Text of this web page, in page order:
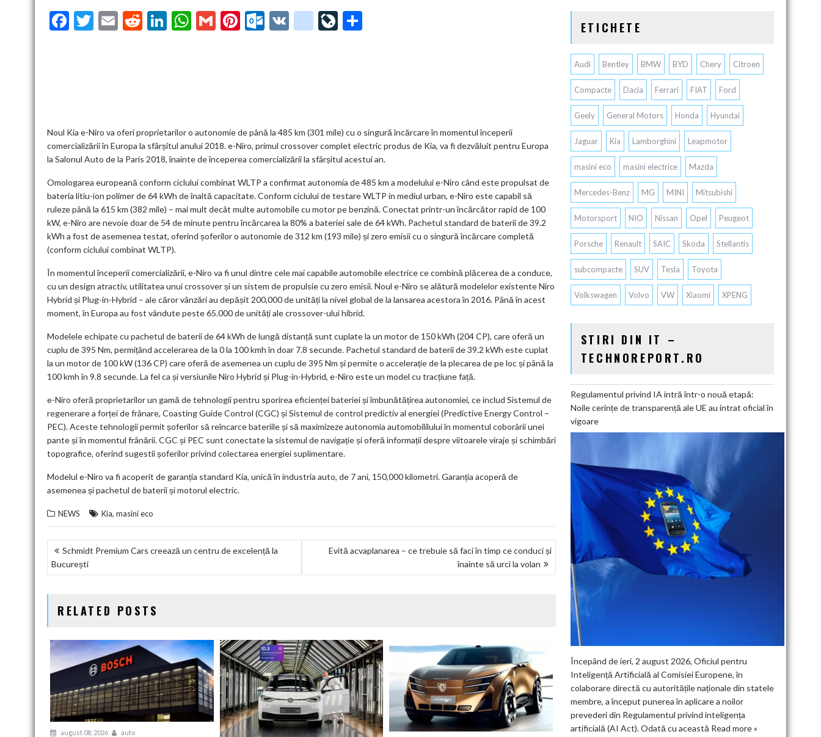
F
k
T
E
R
Li W
p
G
Pi O
m
V
g
o
o
k
m
ar
ks
Li
Noul Kia e-Niro va oferi proprietarilor o autonomie de până la 485 km (301 mile) cu o singură încărcare în momentul începerii
comercializării în Europa la sfârșitul anului 2018. e-Niro, primul crossover complet electric produs de Kia, va fi dezvăluit pentru Europa
la Salonul Auto de la Paris 2018, înainte de începerea comercializării la sfârșitul acestui an.
Omologarea europeană conform ciclului combinat WLTP a confirmat autonomia de 485 km a modelului e-Niro când este propulsat de
bateria litiu-ion polimer de 64 kWh de înaltă capacitate. Conform ciclului de testare WLTP in mediul urban, e-Niro este capabil să
ruleze până la 615 km (382 mile) – mai mult decât multe automobile cu motor pe benzină. Conectat printr-un încărcător rapid de 100
kW, e-Niro are nevoie doar de 54 de minute pentru încărcarea la 80% a bateriei sale de 64 kWh. Pachetul standard de baterii de 39.2
kWh a fost de asemenea testat, oferind șoferilor o autonomie de 312 km (193 mile) și zero emisii cu o singură încărcare completă
(conform ciclului combinat WLTP).
În momentul începerii comercializării, e-Niro va fi unul dintre cele mai capabile automobile electrice ce combină plăcerea de a conduce,
cu un design atractiv, utilitatea unui crossover și un sistem de propulsie cu zero emisii. Noul e-Niro se alătură modelelor existente Niro
Hybrid și Plug-in-Hybrid – ale căror vânzări au depășit 200,000 de unități la nivel global de la lansarea acestora în 2016. Până în acest
moment, în Europa au fost vândute peste 65.000 de unități ale crossover-ului hibrid.
Modelele echipate cu pachetul de baterii de 64 kWh de lungă distanță sunt cuplate la un motor de 150 kWh (204 CP), care oferă un
cuplu de 395 Nm, permițând accelerarea de la 0 la 100 kmh în doar 7.8 secunde. Pachetul standard de baterii de 39.2 kWh este cuplat
la un motor de 100 kW (136 CP) care oferă de asemenea un cuplu de 395 Nm și permite o accelerație de la plecarea de pe loc și până la
100 kmh în 9.8 secunde. La fel ca și versiunile Niro Hybrid și Plug-in-Hybrid, e-Niro este un model cu tracțiune față.
e-Niro oferă proprietarilor un gamă de tehnologii pentru sporirea eficienței bateriei și îmbunătățirea autonomiei, ce includ Sistemul de
regenerare a forței de frânare, Coasting Guide Control (CGC) și Sistemul de control predictiv al energiei (Predictive Energy Control –
PEC). Aceste tehnologii permit șoferilor să reîncarce bateriile și să maximizeze autonomia automobililului în momentul coborârii unei
pante și în momentul frânării. CGC și PEC sunt conectate la sistemul de navigație și oferă informații despre viitoarele viraje și schimbări
topografice, oferind sugestii șoferilor privind colectarea energiei suplimentare.
Modelul e-Niro va fi acoperit de garanția standard Kia, unică în industria auto, de 7 ani, 150,000 kilometri. Garanția acoperă de
asemenea și pachetul de baterii și motorul electric.
NEWS Kia, masini eco
NAVIGARE
ÎN
Schmidt Premium Cars creează un centru de excelență la
București
Evită acvaplanarea – ce trebuie să faci în timp ce conduci și
înainte să urci la volan
RELATED POSTS
august 08, 2026
auto
ETICHETE
Audi Bentley BMW BYD Chery Citroen
Compacte Dacia Ferrari FIAT Ford
Geely General Motors Honda Hyundai
Jaguar Kia Lamborghini Leapmotor
masini eco masini electrice Mazda
Mercedes-Benz MG MINI Mitsubishi
Motorsport NIO Nissan Opel Peugeot
Porsche Renault SAIC Skoda Stellantis
subcompacte SUV Tesla Toyota
Volkswagen Volvo VW Xiaomi XPENG
STIRI DIN IT –
TECHNOREPORT.RO
Regulamentul privind IA intră într-o nouă etapă:
Noile cerințe de transparență ale UE au intrat oficial în
vigoare
Începând de ieri, 2 august 2026, Oficiul pentru
Inteligență Artificială al Comisiei Europene, în
colaborare directă cu autoritățile naționale din statele
membre, a început punerea în aplicare a noilor
prevederi din Regulamentul privind inteligența
artificială (AI Act). Odată cu această Read more »